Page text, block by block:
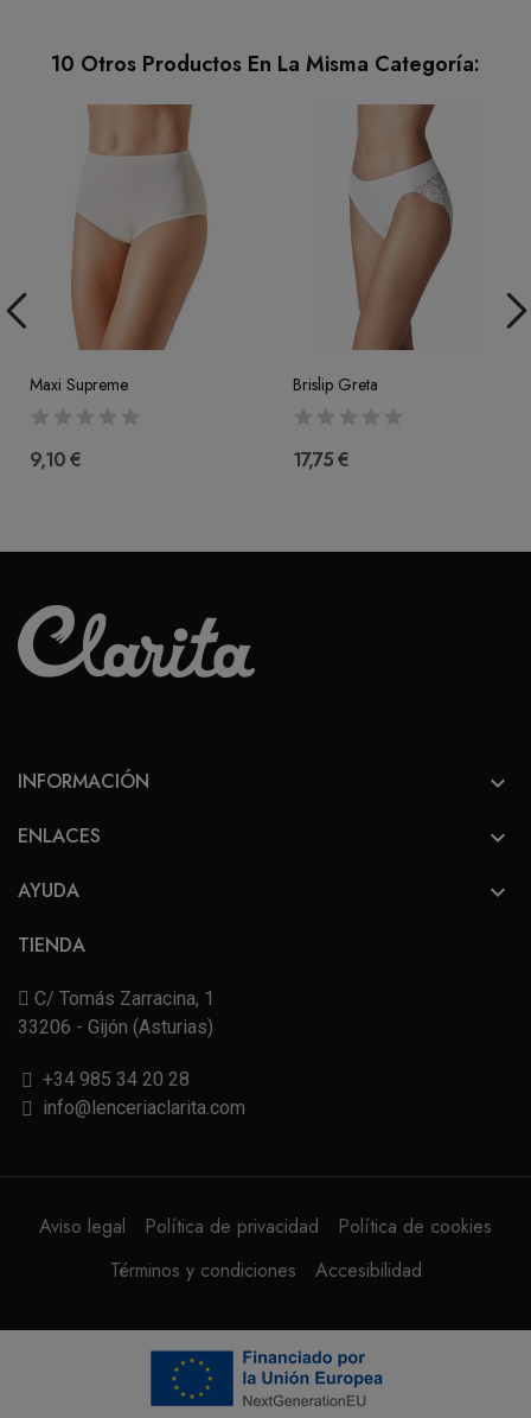
10 Otros Productos En La Misma Categoría:
Maxi Supreme
9,10 €
Brislip Greta
17,75 €
INFORMACIÓN 
ENLACES 
AYUDA 
TIENDA
C/ Tomás Zarracina, 1
33206 - Gijón (Asturias)
+34 985 34 20 28
info@lenceriaclarita.com
Aviso legal Política de privacidad
Política de cookies
Términos y condiciones
Accesibilidad